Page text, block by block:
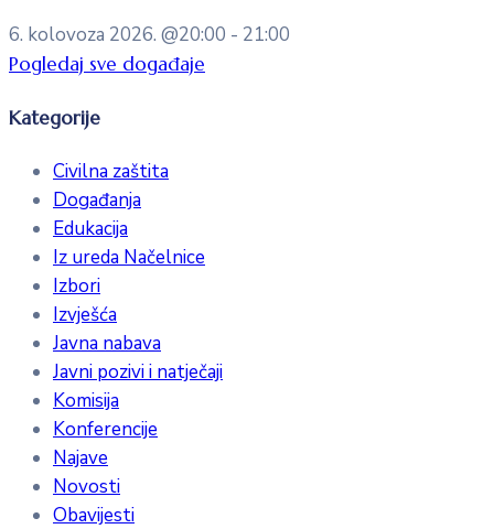
6. kolovoza 2026. @20:00 - 21:00
Pogledaj sve događaje
Kategorije
Civilna zaštita
Događanja
Edukacija
Iz ureda Načelnice
Izbori
Izvješća
Javna nabava
Javni pozivi i natječaji
Komisija
Konferencije
Najave
Novosti
Obavijesti